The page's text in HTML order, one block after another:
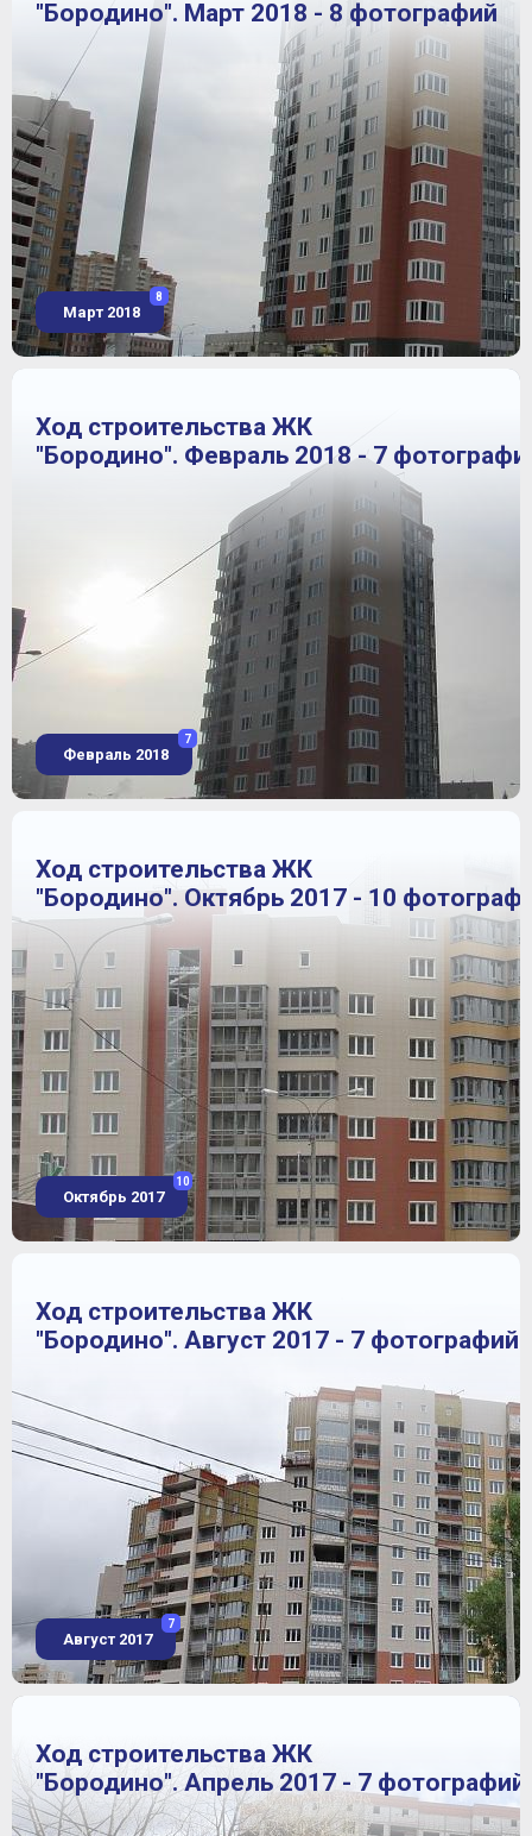
"Бородино". Март 2018 - 8 фотографий
Март 2018
8
Ход строительства ЖК
"Бородино". Февраль 2018 - 7
Февраль 2018
7
Ход строительства ЖК
"Бородино". Октябрь 2017 - 10
Октябрь 2017
10
Ход строительства ЖК
"Бородино". Август 2017 - 7 фотографий
Август 2017
7
Ход строительства ЖК
"Бородино". Апрель 2017 - 7 фотографий